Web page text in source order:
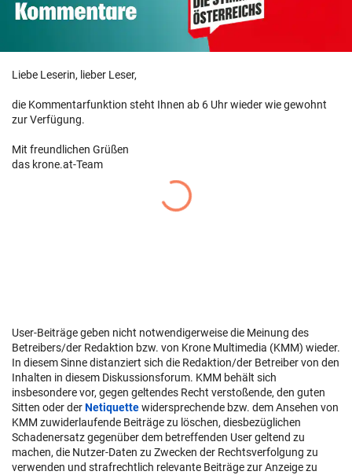
Liebe Leserin, lieber Leser,
die Kommentarfunktion steht Ihnen ab 6 Uhr wieder wie gewohnt
zur Verfügung.
Mit freundlichen Grüßen
das krone.at-Team
User-Beiträge geben nicht notwendigerweise die Meinung des
Betreibers/der Redaktion bzw. von Krone Multimedia (KMM) wieder.
In diesem Sinne distanziert sich die Redaktion/der Betreiber von den
Inhalten in diesem Diskussionsforum. KMM behält sich
insbesondere vor, gegen geltendes Recht verstoßende, den guten
Sitten oder derNetiquettewidersprechende bzw. dem Ansehen von
KMM zuwiderlaufende Beiträge zu löschen, diesbezüglichen
Schadenersatz gegenüber dem betreffenden User geltend zu
machen, die Nutzer-Daten zu Zwecken der Rechtsverfolgung zu
verwenden und strafrechtlich relevante Beiträge zur Anzeige zu